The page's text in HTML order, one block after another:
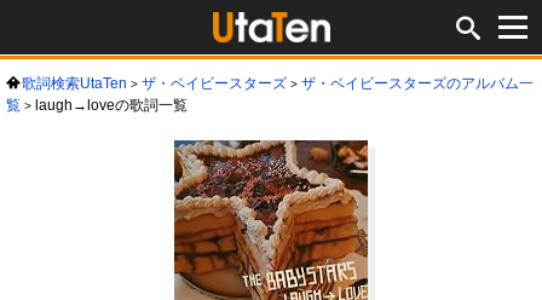
歌詞検索UtaTen ザ・ベイビースターズ
ザ・ベイビースターズのアルバム一
覧
laugh→loveの歌詞一覧